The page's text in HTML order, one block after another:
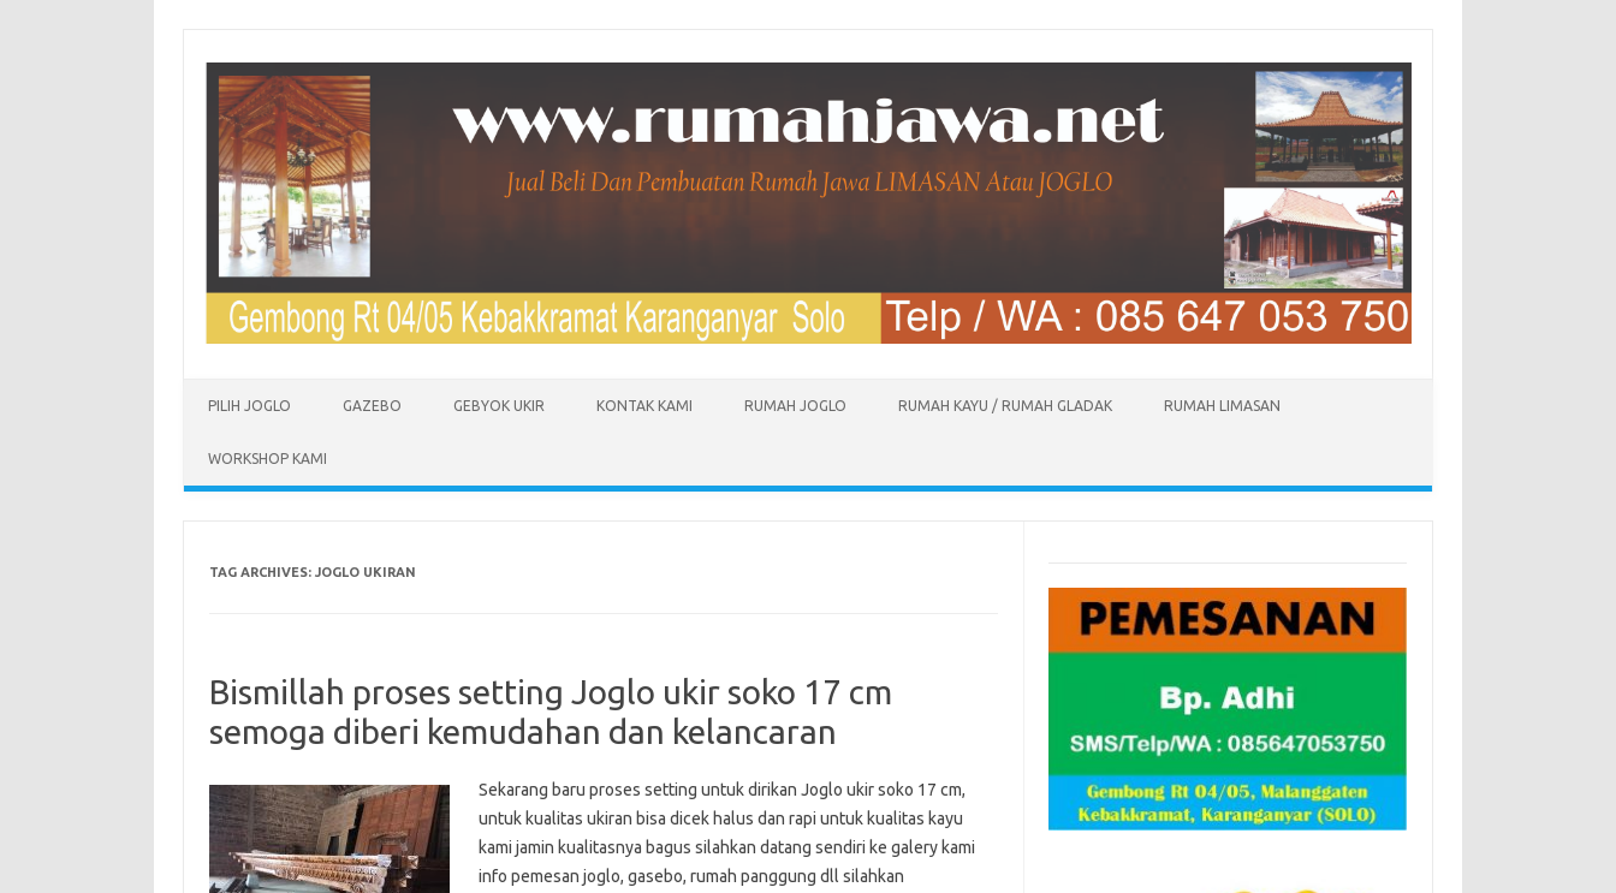
PILIH JOGLO GAZEBO GEBYOK UKIR KONTAK KAMI RUMAH JOGLO RUMAH KAYU / RUMAH GLADAK RUMAH LIMASAN
WORKSHOP KAMI
TAG ARCHIVES: JOGLO UKIRAN
Bismillah proses setting Joglo ukir soko 17 cm
semoga diberi kemudahan dan kelancaran
Sekarang baru proses setting untuk dirikan Joglo ukir soko 17 cm,
untuk kualitas ukiran bisa dicek halus dan rapi untuk kualitas kayu
kami jamin kualitasnya bagus silahkan datang sendiri ke galery kami
info pemesan joglo, gasebo, rumah panggung dll silahkan